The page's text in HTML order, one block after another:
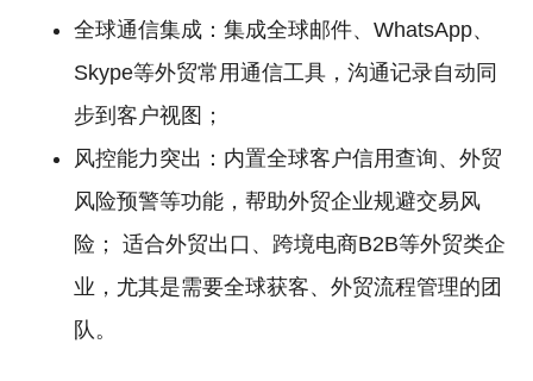
全球通信集成：集成全球邮件、WhatsApp、
Skype等外贸常用通信工具，沟通记录自动同
步到客户视图；
风控能力突出：内置全球客户信用查询、外贸
风险预警等功能，帮助外贸企业规避交易风
险； 适合外贸出口、跨境电商B2B等外贸类企
业，尤其是需要全球获客、外贸流程管理的团
队。